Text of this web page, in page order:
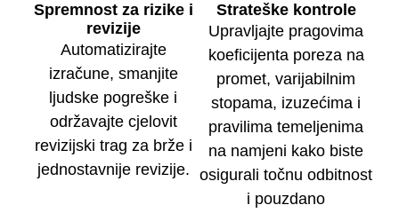
Spremnost za rizike i
revizije
Automatizirajte
izračune, smanjite
ljudske pogreške i
održavajte cjelovit
revizijski trag za brže i
jednostavnije revizije.
Strateške kontrole
Upravljajte pragovima
koeficijenta poreza na
promet, varijabilnim
stopama, izuzećima i
pravilima temeljenima
na namjeni kako biste
osigurali točnu odbitnost
i pouzdano